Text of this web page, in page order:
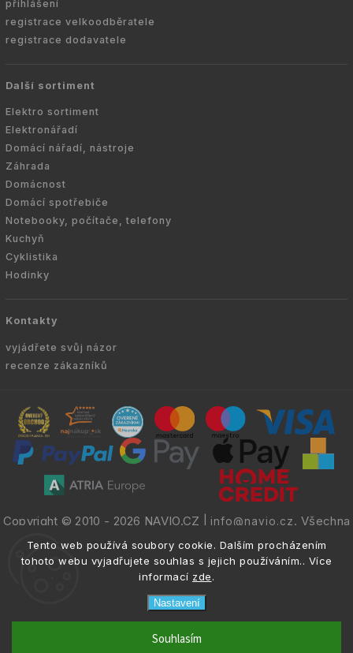
Tento web používá soubory cookie. Dalším procházením
tohoto webu vyjadřujete souhlas s jejich používáním.. Více
informací zde.
Nastavení
Souhlasím
přihlášení
registrace velkoodběratele
registrace dodavatele
Další sortiment
Elektro sortiment
Elektronářadí
Domácí nářadí, nástroje
Záhrada
Domácnost
Domácí spotřebiče
Notebooky, počítače, telefony
Kuchyň
Cyklistika
Hodinky
Kontakty
vyjádřete svůj názor
recenze zákazníků
Copyright © 2010 - 2026 NAVIO.CZ info@navio.cz. Všechna
práva vyhrazena.